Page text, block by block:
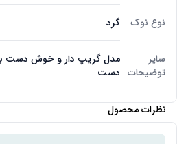
نوع نوک گرد
سایر
توضیحات
مدل گریپ دار و خوش دست
دست
نظرات محصول